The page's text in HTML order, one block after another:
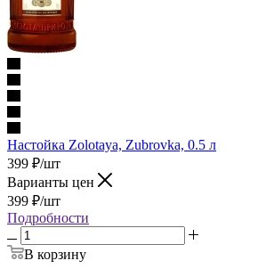
Настойка Zolotaya, Zubrovka, 0.5 л
399 ₽/шт
Варианты цен
399 ₽/шт
Подробности
В корзину